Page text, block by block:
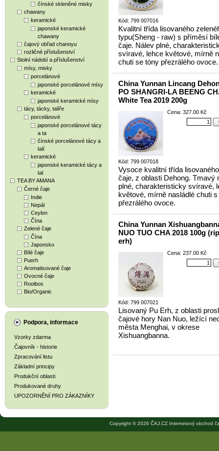
čínské skleněné misky
chawany
keramické
japonské keramické
chawany
čajový obřad chanoyu
rozličné příslušenství
Stolní nádobí a příslušenství
mísy, misky
porcelánové
japonské porcelánové mísy
keramické
japonské keramické mísy
tácy, tácky, talíře
porcelánové
japonské porcelánové tácy
a ta
čínské porcelánové tácy a
talí
keramické
japonské keramické tácy a
tal
TEA BY AMANA
Černé čaje
Indie
Nepál
Ceylon
Čína
Zelené čaje
Čína
Japonsko
Bílé čaje
Puerh
Aromatisované čaje
Ovocné čaje
Rooibos
Bio/Organic
Podpora, informace
Vzorky zdarma
Čajovník - historie
Zpracování listu
Základní principy
Produkční oblasti
Produkované druhy
UPOZORNĚNÍ PRO ZÁKAZNÍKY
Kód: 799 007016
Kvalitní třída lisovaného
typu(Sheng - raw) s příměsí
čaje. Nálev plné,
svíravé, lehce květové, mírně
chuti se tóny přezrálého ovoce.
China Yunnan Lincang
PO SHANGRI-LA BEENG
White Tea 2019 200g
Kód: 799 007018
Cena: 327.00 Kč
Vysoce kvalitní třída
čaje, z oblasti Dehong. Tmavý
plné, charakteristicky svíravé,
květové, mírně nasládlé chuti
přezrálého ovoce.
China Yunnan
NUO TUO CHA 2018 100g
erh)
Kód: 799 007021
Cena: 237.00 Kč
Lisovaný Pu Erh, z oblasti
čajové hory Nan Nuo, ležící
města Menghai, v okrese
Xishuangbanna.
Copyright © 2026 ČAJ.CZ Internetový obchod